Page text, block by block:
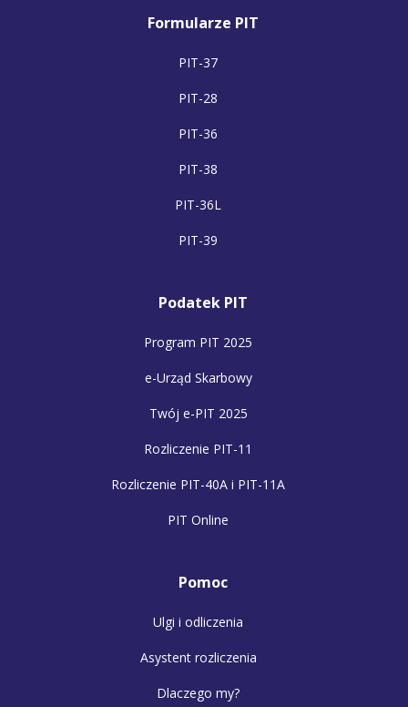
Formularze PIT
PIT-37
PIT-28
PIT-36
PIT-38
PIT-36L
PIT-39
Podatek PIT
Program PIT 2025
e-Urząd Skarbowy
Twój e-PIT 2025
Rozliczenie PIT-11
Rozliczenie PIT-40A i PIT-11A
PIT Online
Pomoc
Ulgi i odliczenia
Asystent rozliczenia
Dlaczego my?